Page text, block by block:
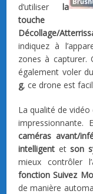
d’utiliser la
touche
Décollage/
indiquez à
zones à capturer.
également voler
g, ce drone est
La qualité de
caméras avant/
intelligent etson
mieux contrôler
fonction Suivez
de manière